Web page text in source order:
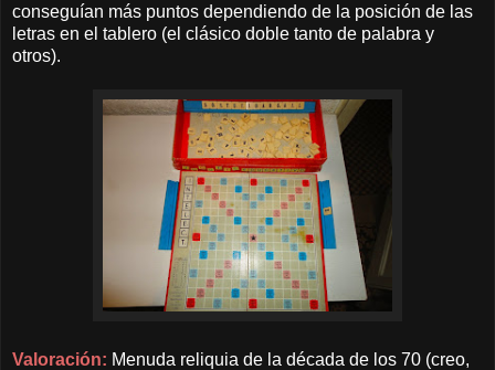
conseguían más puntos dependiendo de la posición de las
letras en el tablero (el clásico doble tanto de palabra y
otros).
Valoración: Menuda reliquia de la década de los 70 (creo,